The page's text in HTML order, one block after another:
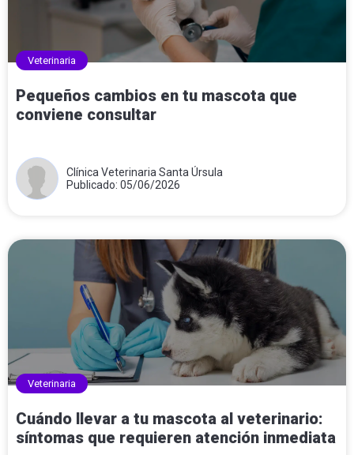
Veterinaria
Pequeños cambios en tu mascota que
conviene consultar
Clínica Veterinaria Santa Úrsula
Publicado: 05/06/2026
Veterinaria
Cuándo llevar a tu mascota al veterinario:
síntomas que requieren atención inmediata